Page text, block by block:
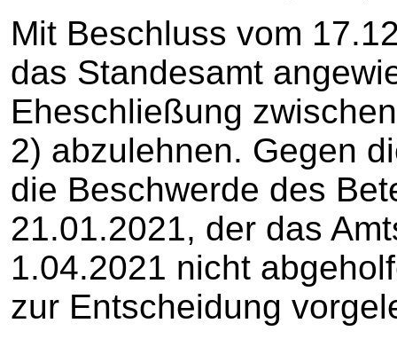
Mit Beschluss vom
das Standesamt
Eheschließung
2) abzulehnen. Gegen
die Beschwerde des
21.01.2021, der das
1.04.2021 nicht
zur Entscheidung